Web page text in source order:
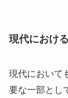
現代におけ
現代において
要な一部とし